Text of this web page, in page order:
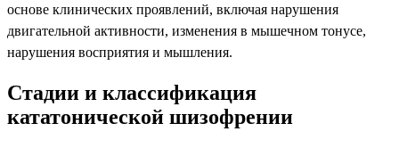
основе клинических проявлений, включая нарушения
двигательной активности, изменения в мышечном тонусе,
нарушения восприятия и мышления.
Стадии и классификация
кататонической шизофрении